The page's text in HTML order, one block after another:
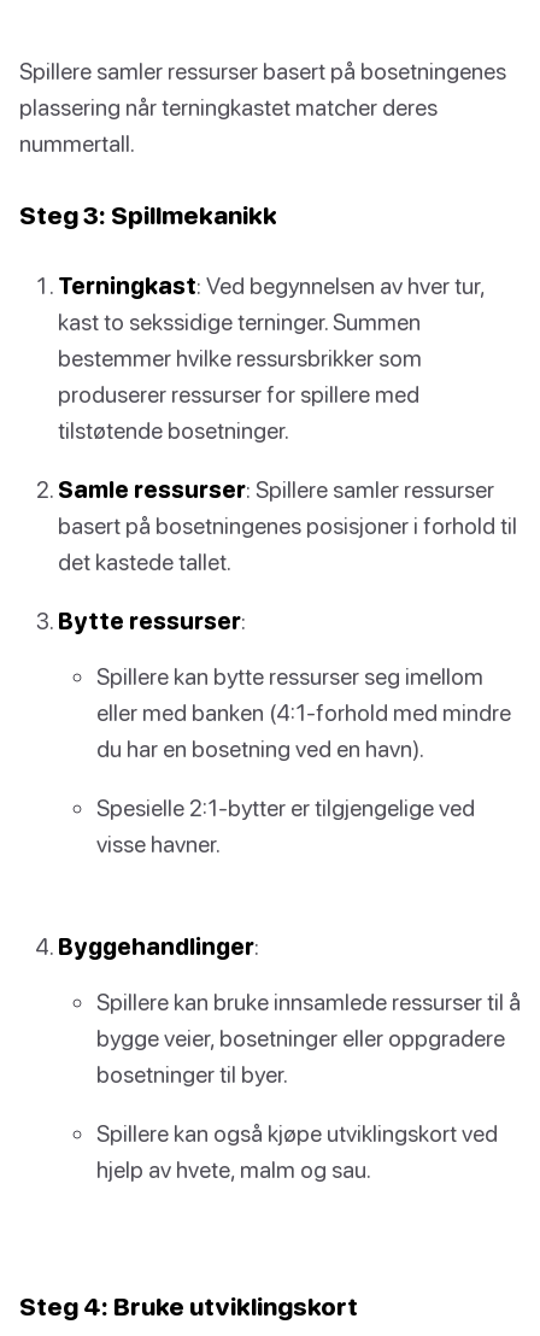
Spillere samler ressurser basert på bosetningenes
plassering når terningkastet matcher deres
nummertall.
Steg 3: Spillmekanikk
Terningkast: Ved begynnelsen av hver tur,
kast to sekssidige terninger. Summen
bestemmer hvilke ressursbrikker som
produserer ressurser for spillere med
tilstøtende bosetninger.
Samle ressurser: Spillere samler ressurser
basert på bosetningenes posisjoner i forhold til
det kastede tallet.
Bytte ressurser:
Spillere kan bytte ressurser seg imellom
eller med banken (4:1-forhold med mindre
du har en bosetning ved en havn).
Spesielle 2:1-bytter er tilgjengelige ved
visse havner.
Byggehandlinger:
Spillere kan bruke innsamlede ressurser til å
bygge veier, bosetninger eller oppgradere
bosetninger til byer.
Spillere kan også kjøpe utviklingskort ved
hjelp av hvete, malm og sau.
Steg 4: Bruke utviklingskort